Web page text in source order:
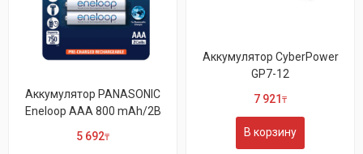
Аккумулятор PANASONIC
Eneloop AAA 800 mAh/2B
5 692₸
Аккумулятор CyberPower
GP7-12
7 921 ₸
В корзину